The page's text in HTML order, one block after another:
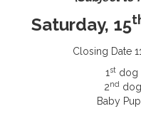
Saturday, 15
Closing Date
1st dog
2nd
Baby